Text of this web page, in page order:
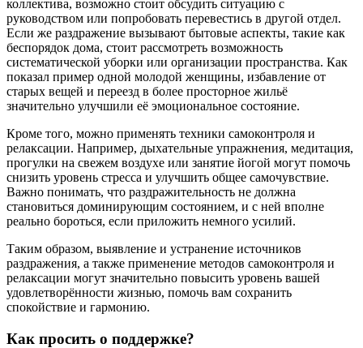
коллектива, возможно стоит обсудить ситуацию с
руководством или попробовать перевестись в другой отдел.
Если же раздражение вызывают бытовые аспекты, такие как
беспорядок дома, стоит рассмотреть возможность
систематической уборки или организации пространства. Как
показал пример одной молодой женщины, избавление от
старых вещей и переезд в более просторное жильё
значительно улучшили её эмоциональное состояние.
Кроме того, можно применять техники самоконтроля и
релаксации. Например, дыхательные упражнения, медитация,
прогулки на свежем воздухе или занятие йогой могут помочь
снизить уровень стресса и улучшить общее самочувствие.
Важно понимать, что раздражительность не должна
становиться доминирующим состоянием, и с ней вполне
реально бороться, если приложить немного усилий.
Таким образом, выявление и устранение источников
раздражения, а также применение методов самоконтроля и
релаксации могут значительно повысить уровень вашей
удовлетворённости жизнью, помочь вам сохранить
спокойствие и гармонию.
Как просить о поддержке?